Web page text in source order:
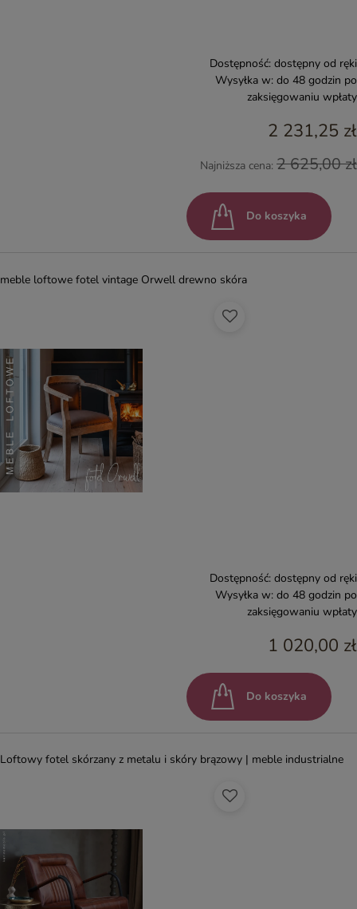
Dostępność: dostępny od ręki
Wysyłka w: do 48 godzin po
zaksięgowaniu wpłaty
2 231,25 zł
Najniższa cena: 2 625,00 zł
Do koszyka
meble loftowe fotel vintage Orwell drewno skóra
Dostępność: dostępny od ręki
Wysyłka w: do 48 godzin po
zaksięgowaniu wpłaty
1 020,00 zł
Do koszyka
Loftowy fotel skórzany z metalu i skóry brązowy | meble industrialne